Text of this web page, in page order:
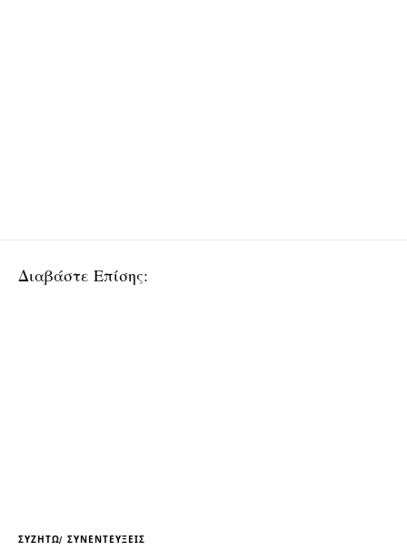
Διαβάστε Επίσης:
ΣΥΖΗΤΏ ΣΥΝΕΝΤΕΎΞΕΙΣ